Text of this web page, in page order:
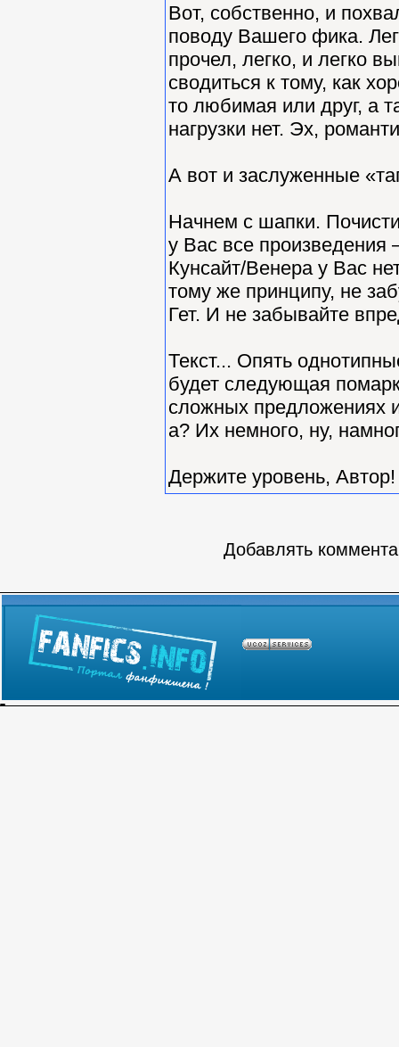
Вот, собственно, и
поводу Вашего фика.
прочел, легко, и легко
сводиться к тому, как
то любимая или друг, а
нагрузки нет. Эх,
А вот и заслуженные
Начнем с шапки.
у Вас все произведения
Кунсайт/Венера у Вас
тому же принципу, не
Гет. И не забывайте
Текст... Опять
будет следующая
сложных предложениях
а? Их немного, ну,
Держите уровень,
Добавлять